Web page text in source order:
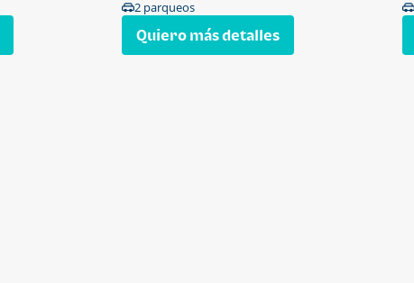
2 parqueos
Quiero más detalles